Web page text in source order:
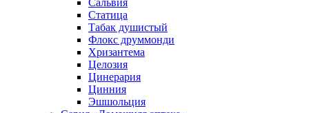
Сальвия
Статица
Табак душистый
Флокс друммонди
Хризантема
Целозия
Цинерария
Цинния
Эшшольция